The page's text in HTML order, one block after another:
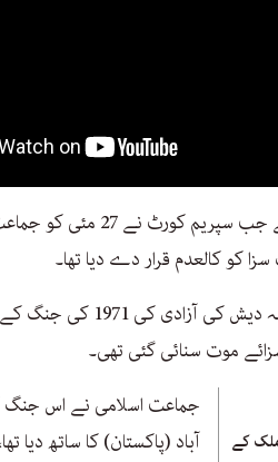
اتوار کا یہ فیصلہ اس کے بعد سامنے
کو کالعدم قرار دے دیا تھا۔
اظہرالاسلام کو 2014 میں پاکستان سے
موت سنائی گئی تھی۔
کے
جماعت اسلامی نے اس جنگ
آباد (پاکستان) کا ساتھ دیا